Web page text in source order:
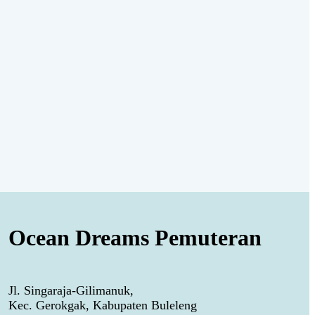
Ocean Dreams Pemuteran
Jl. Singaraja-Gilimanuk,
Kec. Gerokgak, Kabupaten Buleleng